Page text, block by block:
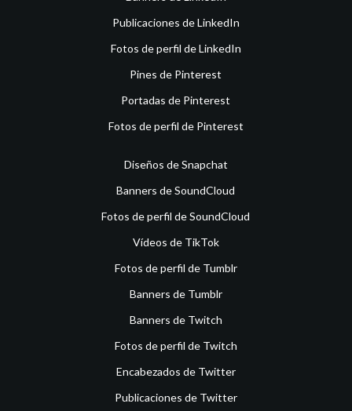
Publicaciones de LinkedIn
Fotos de perfil de LinkedIn
Pines de Pinterest
Portadas de Pinterest
Fotos de perfil de Pinterest
Diseños de Snapchat
Banners de SoundCloud
Fotos de perfil de SoundCloud
Vídeos de TikTok
Fotos de perfil de Tumblr
Banners de Tumblr
Banners de Twitch
Fotos de perfil de Twitch
Encabezados de Twitter
Publicaciones de Twitter